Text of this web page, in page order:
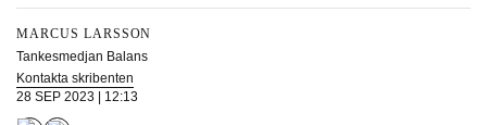
MARCUS LARSSON
Tankesmedjan Balans
Kontakta skribenten
28 SEP 2023 | 12:13